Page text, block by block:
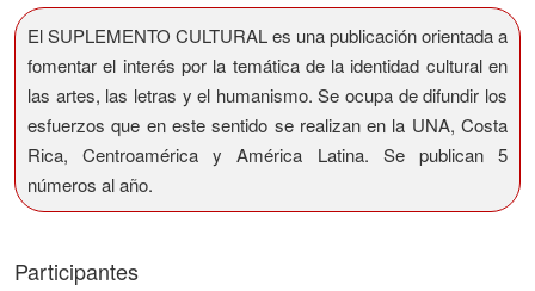
El SUPLEMENTO CULTURAL es una publicación orientada a
fomentar el interés por la temática de la identidad cultural en
las artes, las letras y el humanismo. Se ocupa de difundir los
esfuerzos que en este sentido se realizan en la UNA, Costa
Rica, Centroamérica y América Latina. Se publican 5
números al año.
Participantes